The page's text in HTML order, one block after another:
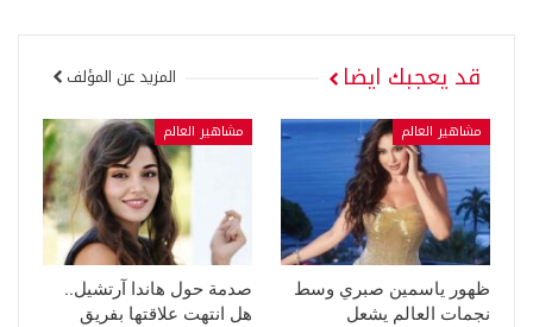
قد يعجبك ايضا المزيد عن المؤلف
مشاهير العالم
ظهور ياسمين صبري وسط
نجمات العالم يشعل
مشاهير العالم
صدمة حول هاندا آرتشيل..
هل انتهت علاقتها بفريق